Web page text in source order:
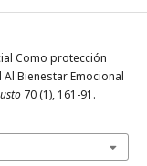
Como protección
Bienestar Emocional
70 (1), 161-91.